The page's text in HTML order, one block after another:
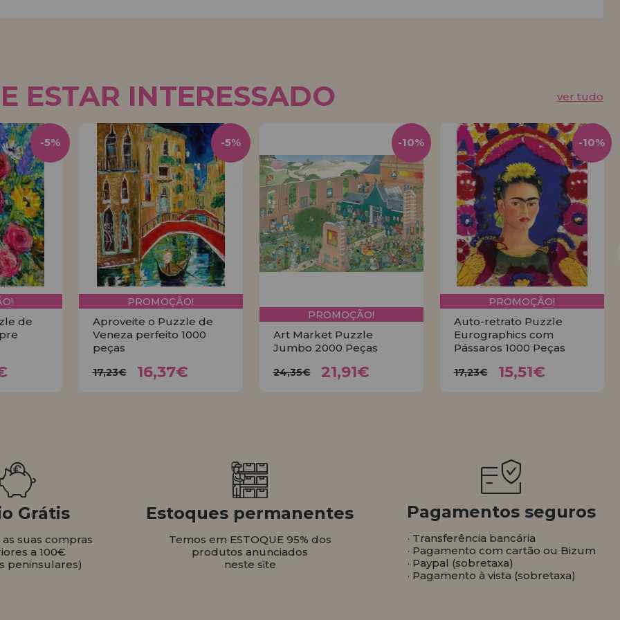
ESTAR INTERESSADO ver tudo
de
-5%
PROMOÇÃO!
Aproveite o Puzzle de
Veneza perfeito 1000
peças
17,23€ 16,37€
-5%
PROMOÇÃO!
Art Market Puzzle
Jumbo 2000 Peças
24,35€ 21,91€
-10%
PROMOÇÃO!
Auto-retrato Puzzle
Eurographics com
Pássaros 1000 Peças
17,23€ 15,51€
-10%
Grátis
suas compras
a 100€
peninsulares)
Estoques permanentes
Temos em ESTOQUE 95% dos
produtos anunciados
neste site
Pagamentos seguros
· Transferência bancária
· Pagamento com cartão ou Bizum
· Paypal (sobretaxa)
· Pagamento à vista (sobretaxa)